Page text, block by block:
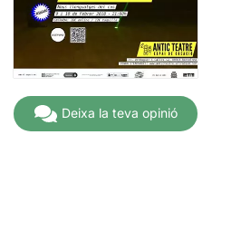
Deixa la teva opinió